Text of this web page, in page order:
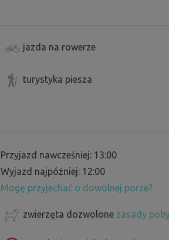
jazda na rowerze
turystyka piesza
Przyjazd nawcześniej: 13:00
Wyjazd najpóźniej: 12:00
Mogę przyjechać o dowolnej porze?
zwierzęta dozwolone zasady